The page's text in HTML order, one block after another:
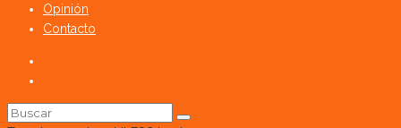
Opinión
Contacto